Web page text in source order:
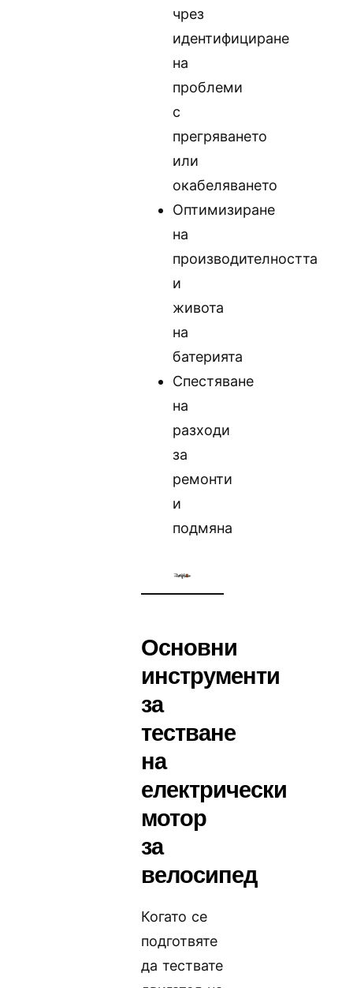
чрез
идентифициране
на
проблеми
с
прегряването
или
окабеляването
Оптимизиране
на
производителността
и
живота
на
батерията
Спестяване
на
разходи
за
ремонти
и
подмяна
Основни
инструменти
за
тестване
на
електрически
мотор
за
велосипед
Когато се
подготвяте
да тествате